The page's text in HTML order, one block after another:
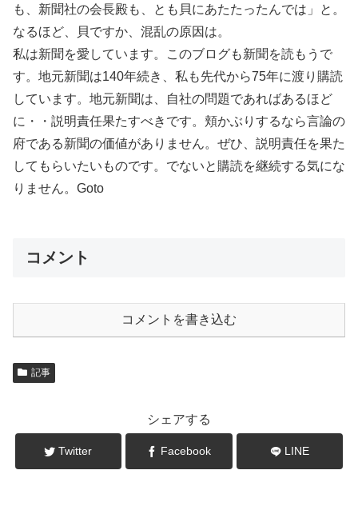
も、新聞社の会長殿も、とも貝にあたたったんでは」と。
なるほど、貝ですか、混乱の原因は。
私は新聞を愛しています。このブログも新聞を読もうで
す。地元新聞は140年続き、私も先代から75年に渡り購読
しています。地元新聞は、自社の問題であればあるほど
に・・説明責任果たすべきです。頬かぶりするなら言論の
府である新聞の価値がありません。ぜひ、説明責任を果た
してもらいたいものです。でないと購読を継続する気にな
りません。Goto
コメント
コメントを書き込む
記事
シェアする
Twitter Facebook LINE